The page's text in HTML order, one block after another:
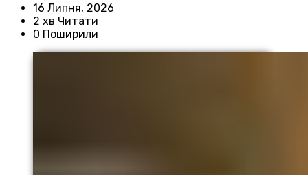
16 Липня, 2026
2 хв Читати
0 Поширили